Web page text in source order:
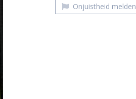
Onjuistheid melden